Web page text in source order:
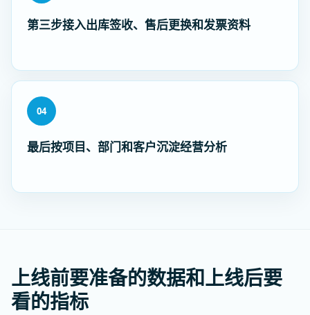
第三步接入出库签收、售后更换和发票资料
04
最后按项目、部门和客户沉淀经营分析
上线前要准备的数据和上线后要
看的指标